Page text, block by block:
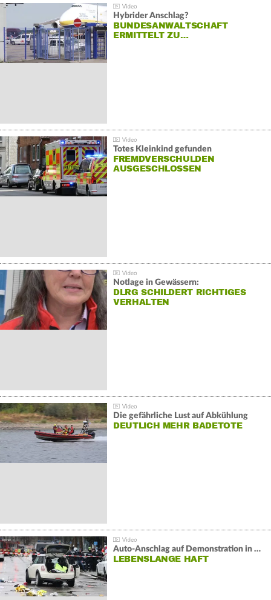
Hybrider Anschlag?
BUNDESANWALTSCHAFT
ERMITTELT ZU…
Totes Kleinkind gefunden
FREMDVERSCHULDEN
AUSGESCHLOSSEN
Notlage in Gewässern:
DLRG SCHILDERT RICHTIGES
VERHALTEN
Die gefährliche Lust auf Abkühlung
DEUTLICH MEHR BADETOTE
Auto-Anschlag auf Demonstration in München:
LEBENSLANGE HAFT